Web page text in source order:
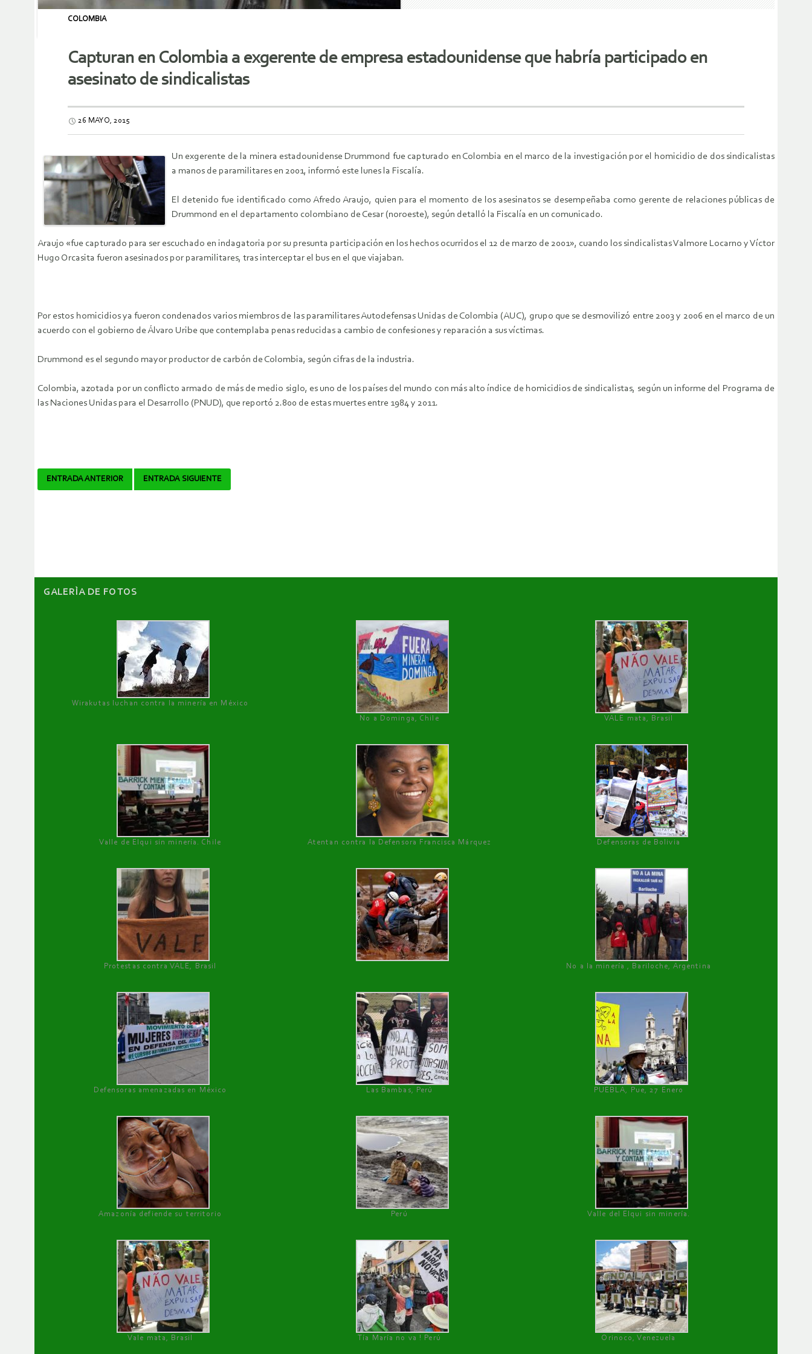
COLOMBIA
Capturan en Colombia a exgerente de empresa estadounidense que habría participado en
asesinato de sindicalistas
26 MAYO, 2015
Un exgerente de la minera estadounidense Drummond fue capturado en Colombia en el marco de la investigación por el homicidio de dos sindicalistas
a manos de paramilitares en 2001, informó este lunes la Fiscalía.
El detenido fue identificado como Afredo Araujo, quien para el momento de los asesinatos se desempeñaba como gerente de relaciones públicas de
Drummond en el departamento colombiano de Cesar (noroeste), según detalló la Fiscalía en un comunicado.
Araujo «fue capturado para ser escuchado en indagatoria por su presunta participación en los hechos ocurridos el 12 de marzo de 2001», cuando los sindicalistas Valmore Locarno y Víctor
Hugo Orcasita fueron asesinados por paramilitares, tras interceptar el bus en el que viajaban.
Por estos homicidios ya fueron condenados varios miembros de las paramilitares Autodefensas Unidas de Colombia (AUC), grupo que se desmovilizó entre 2003 y 2006 en el marco de un
acuerdo con el gobierno de Álvaro Uribe que contemplaba penas reducidas a cambio de confesiones y reparación a sus víctimas.
Drummond es el segundo mayor productor de carbón de Colombia, según cifras de la industria.
Colombia, azotada por un conflicto armado de más de medio siglo, es uno de los países del mundo con más alto índice de homicidios de sindicalistas, según un informe del Programa de
las Naciones Unidas para el Desarrollo (PNUD), que reportó 2.800 de estas muertes entre 1984 y 2011.
Navegador
ENTRADA ANTERIOR ENTRADA SIGUIENTE
GALERÌA DE FOTOS
Wirakutas luchan contra la minería en México
No a Dominga, Chile
VALE mata, Brasil
Valle de Elqui sin minería. Chile Atentan contra la Defensora Francisca Márquez Defensoras de Bolivia
Protestas contra VALE, Brasil No a la minería , Bariloche, Argentina
Defensoras amenazadas en México Las Bambas, Perú PUEBLA, Pue, 27 Enero
Amazonía defiende su territorio Perú Valle del Elqui sin minería.
Vale mata, Brasil Tía María no va ! Perú Orinoco, Venezuela